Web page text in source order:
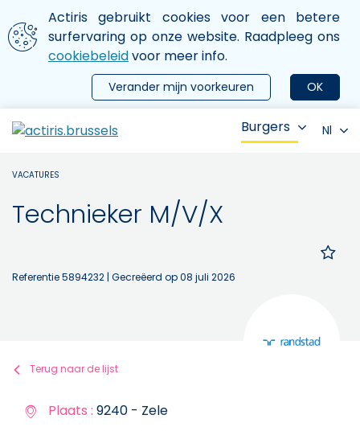
Aller au contenu principal
We gebruiken cookies
Actiris gebruikt cookies voor een betere
surfervaring op onze website. Raadpleeg ons
cookiebeleidvoor meer info.
OK
Verander mijn voorkeuren
le menu
Burgers Nl
VACATURES
Technieker M/V/X
Referentie 5894232 | Gecreëerd op 08 juli 2026
Terug naar de lijst
Plaats : 9240 - Zele